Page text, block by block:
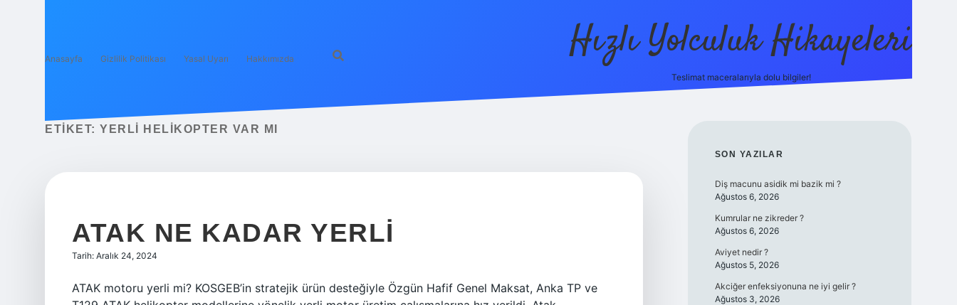
Anasayfa Gizlilik Politikası Yasal Uyarı Hakkımızda Hızlı Yolculuk Hikayeleri
Teslimat maceralarıyla dolu bilgiler!
ETIKET: YERLI HELIKOPTER VAR MI
ATAK NE KADAR YERLI
Tarih: Aralık 24, 2024
ATAK motoru yerli mi? KOSGEB’in stratejik ürün desteğiyle Özgün Hafif Genel Maksat, Anka TP ve
SIDEBAR
SON YAZILAR
Diş macunu asidik mi bazik mi ?
Ağustos 6, 2026
Kumrular ne zikreder ?
Ağustos 6, 2026
Aviyet nedir ?
Ağustos 5, 2026
Akciğer enfeksiyonuna ne iyi gelir ?
Ağustos 3, 2026